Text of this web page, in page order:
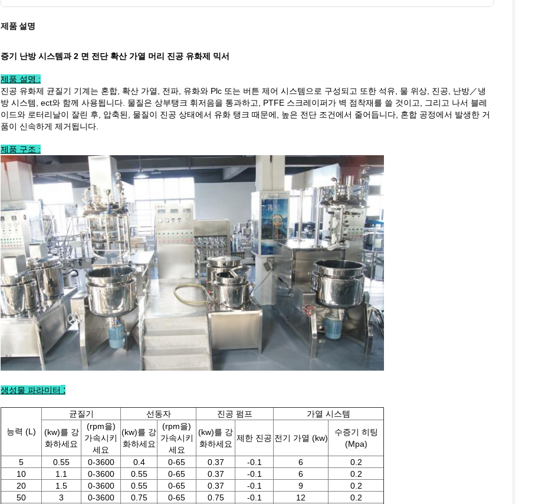
제품 설명
증기 난방 시스템과 2 면 전단 확산 가열 머리 진공 유화제 믹서
제품 설명 :
진공 유화제 균질기 기계는 혼합, 확산 가열, 전파, 유화와 Plc 또는 버튼 제어 시스템으로 구성되고 또한 석유, 물 위상, 진공, 난방／냉
방 시스템, ect와 함께 사용됩니다. 물질은 상부탱크 휘저음을 통과하고, PTFE 스크레이퍼가 벽 점착재를 쓸 것이고, 그리고 나서 블레
이드와 로터리날이 잘린 후, 압축된, 물질이 진공 상태에서 유화 탱크 때문에, 높은 전단 조건에서 줄어듭니다, 혼합 공정에서 발생한 거
품이 신속하게 제거됩니다.
제품 구조 :
생성물 파라미터 :
능력 (L)
균질기 선동자 진공 펌프
가열 시스템
(kw)를 강
화하세요
(rpm을)
가속시키
세요
(kw)를 강
화하세요
(rpm을)
가속시키
세요
(kw)를 강
화하세요
제한 진공 전기 가열 (kw)
수증기 히팅
(Mpa)
5
0.55 0-3600 0.4 0-65 0.37 -0.1 6
0.2
10
1.1 0-3600 0.55 0-65 0.37 -0.1 6
0.2
20
1.5 0-3600 0.55 0-65 0.37 -0.1 9
0.2
50
3 0-3600 0.75 0-65 0.75 -0.1 12
0.2